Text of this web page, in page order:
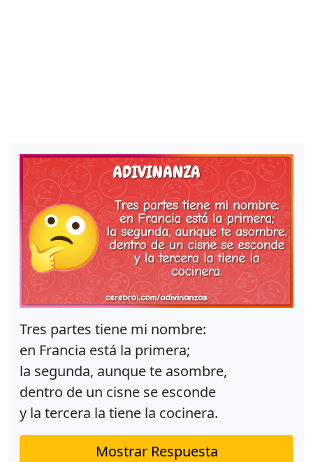
Tres partes tiene mi nombre:
en Francia está la primera;
la segunda, aunque te asombre,
dentro de un cisne se esconde
y la tercera la tiene la cocinera.
Mostrar Respuesta